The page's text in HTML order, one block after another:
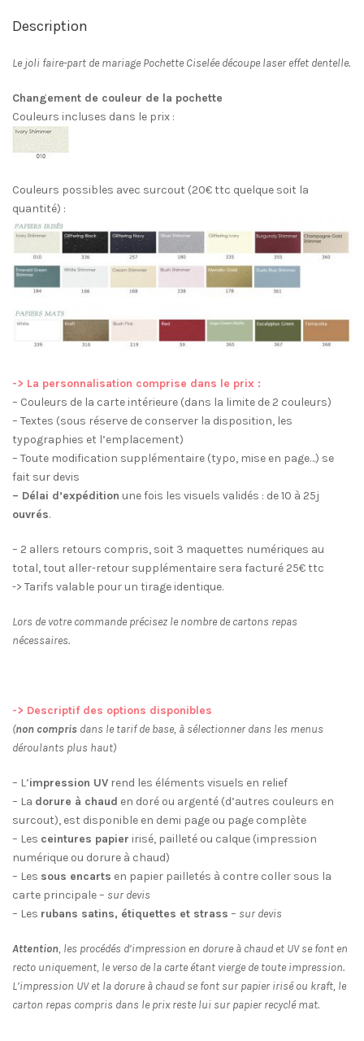
Description
Le joli faire-part de mariage Pochette Ciselée découpe laser effet dentelle.
Changement de couleur de la pochette
Couleurs incluses dans le prix :
Couleurs possibles avec surcout (20€ ttc quelque soit la
quantité) :
-> La personnalisation comprise dans le prix :
– Couleurs de la carte intérieure (dans la limite de 2 couleurs)
– Textes (sous réserve de conserver la disposition, les
typographies et l’emplacement)
– Toute modification supplémentaire (typo, mise en page…) se
fait sur devis
– Délai d’expédition une fois les visuels validés : de 10 à 25j
ouvrés.
– 2 allers retours compris, soit 3 maquettes numériques au
total, tout aller-retour supplémentaire sera facturé 25€ ttc
-> Tarifs valable pour un tirage identique.
Lors de votre commande précisez le nombre de cartons repas
nécessaires.
-> Descriptif des options disponibles
(non compris dans le tarif de base, à sélectionner dans les menus
déroulants plus haut)
– L’impression UV rend les éléments visuels en relief
– La dorure à chaud en doré ou argenté (d’autres couleurs en
surcout), est disponible en demi page ou page complète
– Les ceintures papier irisé, pailleté ou calque (impression
numérique ou dorure à chaud)
– Les sous encarts en papier pailletés à contre coller sous la
carte principale – sur devis
– Les rubans satins, étiquettes et strass – sur devis
Attention, les procédés d’impression en dorure à chaud et UV se font en
recto uniquement, le verso de la carte étant vierge de toute impression.
L’impression UV et la dorure à chaud se font sur papier irisé ou kraft, le
carton repas compris dans le prix reste lui sur papier recyclé mat.